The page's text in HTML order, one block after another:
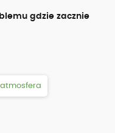
gdzie zacznie